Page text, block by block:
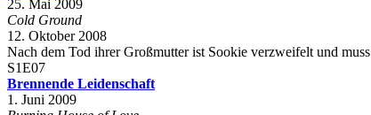
25. Mai 2009
Cold Ground
12. Oktober 2008
Nach dem Tod ihrer Großmutter ist Sookie verzweifelt und
S1E07
Brennende Leidenschaft
1. Juni 2009